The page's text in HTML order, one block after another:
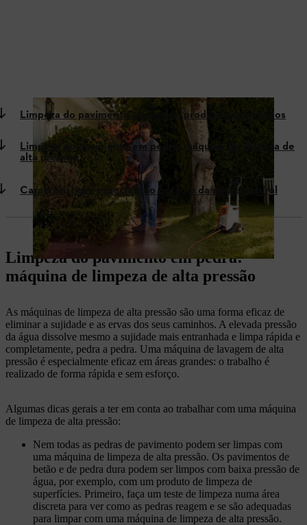
Limpeza do pavimento em pedra: produtos domésticos
Limpeza do pavimento em pedra: máquina de limpeza de
alta pressão
Características especiais do betão e da pedra natural
Limpeza do pavimento em pedra:
máquina de limpeza de alta pressão
As máquinas de limpeza de alta pressão são uma forma eficaz de
eliminar a sujidade e as ervas dos seus caminhos. A elevada pressão
da água dissolve mesmo a sujidade mais entranhada e limpa rápida e
completamente, pedra a pedra. Uma máquina de lavagem de alta
pressão é especialmente eficaz em áreas grandes: o trabalho é
realizado de forma rápida e sem esforço.
Algumas dicas gerais a ter em conta ao trabalhar com uma máquina
de limpeza de alta pressão:
Nem todas as pedras de pavimento podem ser limpas com
uma máquina de limpeza de alta pressão. Os pavimentos de
betão e de pedra dura podem ser limpos com baixa pressão de
água, por exemplo, com um produto de limpeza de
superfícies. Primeiro, faça um teste de limpeza numa área
discreta para ver como as pedras reagem e se são adequadas
para limpar com uma máquina de limpeza de alta pressão.